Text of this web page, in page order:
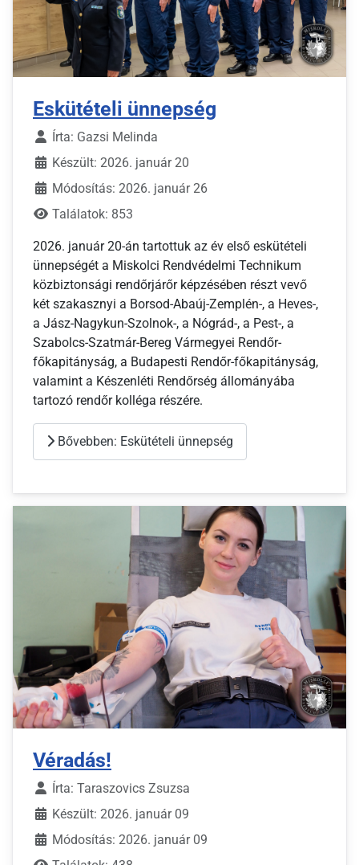
Eskütételi ünnepség
Írta: Gazsi Melinda
Készült: 2026. január 20
Módosítás: 2026. január 26
Találatok: 853
2026. január 20-án tartottuk az év első eskütételi
ünnepségét a Miskolci Rendvédelmi Technikum
közbiztonsági rendőrjárőr képzésében részt vevő
két szakasznyi a Borsod-Abaúj-Zemplén-, a Heves-,
a Jász-Nagykun-Szolnok-, a Nógrád-, a Pest-, a
Szabolcs-Szatmár-Bereg Vármegyei Rendőr-
főkapitányság, a Budapesti Rendőr-főkapitányság,
valamint a Készenléti Rendőrség állományába
tartozó rendőr kolléga részére.
Bővebben: Eskütételi ünnepség
Véradás!
Írta: Taraszovics Zsuzsa
Készült: 2026. január 09
Módosítás: 2026. január 09